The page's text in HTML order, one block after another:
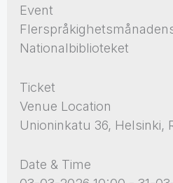
Event
Nationalbiblioteket
Ticket
Venue Location
Unioninkatu 36, Helsinki,
Date & Time